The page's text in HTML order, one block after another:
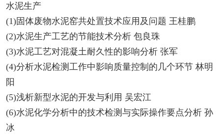
水泥生产
(1)固体废物水泥窑共处置技术应用及问题 王桂鹏
(2)水泥生产工艺的节能技术分析 包良珠
(3)水泥工艺对混凝土耐久性的影响分析 张军
(4)分析水泥检测工作中影响质量控制的几个环节 林明
阳
(5)浅析新型水泥的开发与利用 吴宏江
(6)水泥化学分析中的技术检测与实际操作要点分析 孙
冰